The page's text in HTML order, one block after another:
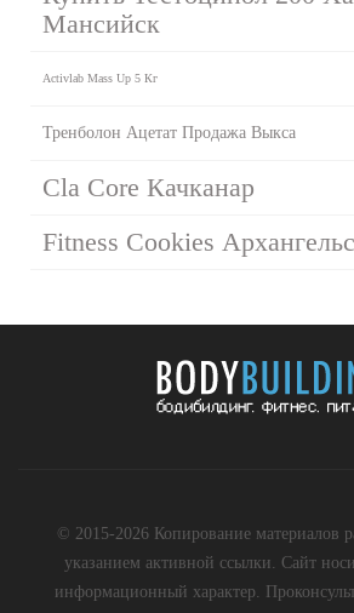
Мансийск
Activlab Mass Up 5 Кг
Тренболон Ацетат Продажа Выкса
Cla Core Качканар
Fitness Cookies
© 2015-2026 Копирование материалов
указанием активной ссылки. Сайт
информационный характер.